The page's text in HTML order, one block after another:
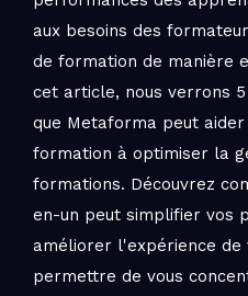
aux besoins des
de formation de manière
cet article, nous verrons
que Metaforma peut
formation à optimiser la
formations. Découvrez
en-un peut simplifier vos
améliorer l'expérience de
permettre de vous